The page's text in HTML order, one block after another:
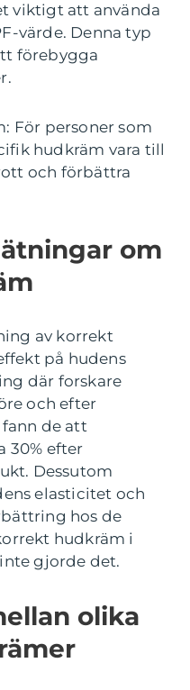
viktigt att använda
värde. Denna typ
förebygga
För personer som
hudkräm vara till
och förbättra
om
av korrekt
på hudens
där forskare
och efter
de att
30% efter
Dessutom
elasticitet och
hos de
hudkräm i
gjorde det.
olika